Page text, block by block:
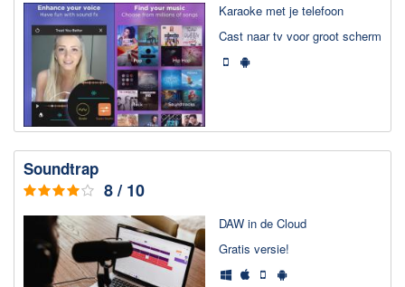
Karaoke met je telefoon
Cast naar tv voor groot scherm
Soundtrap
8 / 10
DAW in de Cloud
Gratis versie!